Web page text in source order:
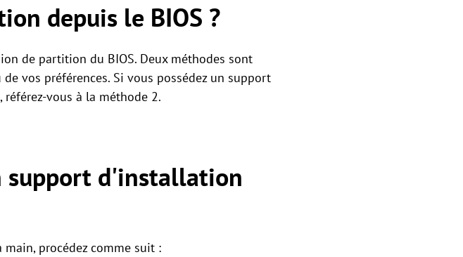
depuis le BIOS ?
de partition du BIOS. Deux méthodes sont
vos préférences. Si vous possédez un support
vous à la méthode 2.
support d'installation
procédez comme suit :